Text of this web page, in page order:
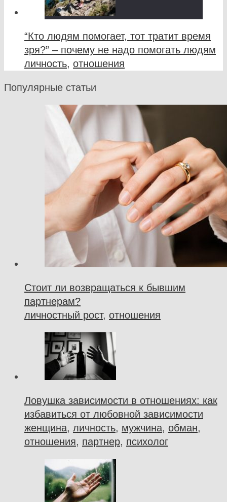
“Кто людям помогает, тот тратит время
зря?” – почему не надо помогать людям
личность, отношения
Популярные статьи
Стоит ли возвращаться к бывшим
партнерам?
личностный рост, отношения
Ловушка зависимости в отношениях: как
избавиться от любовной зависимости
женщина, личность, мужчина, обман,
отношения, партнер, психолог